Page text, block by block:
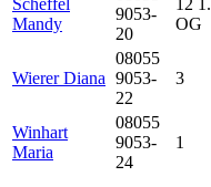
Scheffel
Mandy
9053-
20
12 1.
OG
Wierer Diana
08055
9053-
22
3
Winhart
Maria
08055
9053-
24
1